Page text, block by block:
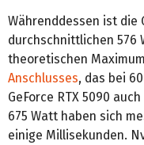
Währenddessen ist die
durchschnittlichen 576
theoretischen
Anschlusses, das bei
GeForce RTX 5090
675 Watt haben sich
einige Millisekunden.